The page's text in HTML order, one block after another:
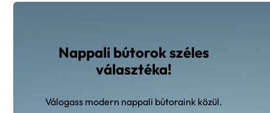
Nappali bútorok széles
választéka!
Válogass modern nappali bútoraink közül.